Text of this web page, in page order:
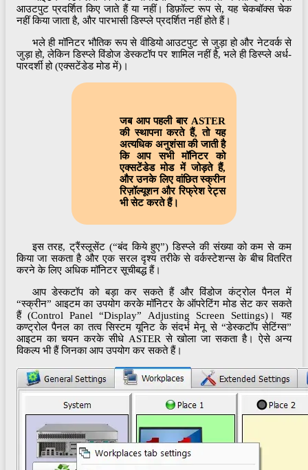
आउटपुट प्रदर्शित किए जाते हैं या नहीं। डिफ़ॉल्ट रूप से, यह चेकबॉक्स चेक
नहीं किया जाता है, और पारभासी डिस्प्ले प्रदर्शित नहीं होते हैं।
भले ही मॉनिटर भौतिक रूप से वीडियो आउटपुट से जुड़ा हो और नेटवर्क से
जुड़ा हो, लेकिन डिस्प्ले विंडोज डेस्कटॉप पर शामिल नहीं है, भले ही डिस्प्ले अर्ध-
पारदर्शी हो (एक्सटेंडेड मोड में)।
जब आप पहली बार ASTER
की स्थापना करते हैं, तो यह
अत्यधिक अनुशंसा की जाती है
कि आप सभी मॉनिटर को
एक्सटेंडेड मोड में जोड़ते हैं,
और उनके लिए वांछित स्क्रीन
रिज़ॉल्यूशन और रिफ्रेश रेट्स
भी सेट करते हैं।
इस तरह, ट्रैंस्लूसेंट (“बंद किये हुए”) डिस्प्ले की संख्या को कम से कम
किया जा सकता है और एक सरल दृश्य तरीके से वर्कस्टेशन्स के बीच वितरित
करने के लिए अधिक मॉनिटर सूचीबद्ध हैं।
आप डेस्कटॉप को बड़ा कर सकते हैं और विंडोज कंट्रोल पैनल में
“स्क्रीन” आइटम का उपयोग करके मॉनिटर के ऑपरेटिंग मोड सेट कर सकते
हैं (Control Panel “Display” Adjusting Screen Settings)। यह
कण्ट्रोल पैनल का तत्व सिस्टम यूनिट के संदर्भ मेनू से “डेस्कटॉप सेटिंग्स”
आइटम का चयन करके सीधे ASTER से खोला जा सकता है। ऐसे अन्य
विकल्प भी हैं जिनका आप उपयोग कर सकते हैं।